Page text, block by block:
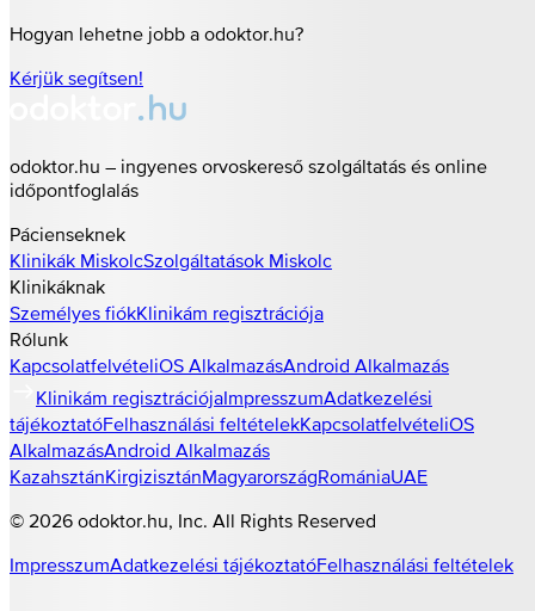
Hogyan lehetne jobb a odoktor.hu?
Kérjük segítsen!
odoktor.hu – ingyenes orvoskereső szolgáltatás és online
időpontfoglalás
Pácienseknek
Klinikák MiskolcSzolgáltatások Miskolc
Klinikáknak
Személyes fiókKlinikám regisztrációja
Rólunk
KapcsolatfelvételiOS AlkalmazásAndroid Alkalmazás
Klinikám regisztrációjaImpresszumAdatkezelési
tájékoztatóFelhasználási feltételekKapcsolatfelvételiOS
AlkalmazásAndroid Alkalmazás
KazahsztánKirgizisztánMagyarországRomániaUAE
© 2026 odoktor.hu , Inc. All Rights Reserved
ImpresszumAdatkezelési tájékoztatóFelhasználási feltételek